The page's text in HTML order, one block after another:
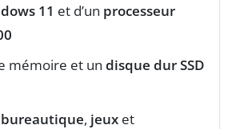
11 et d’un processeur
mémoire et un disque dur SSD
bureautique, jeux et